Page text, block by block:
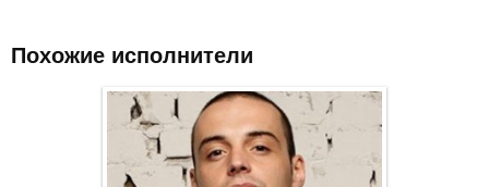
Похожие исполнители